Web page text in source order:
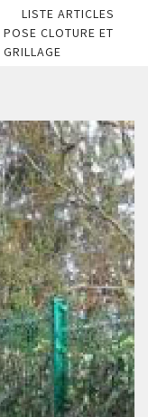
LISTE ARTICLES
POSE CLOTURE ET
GRILLAGE